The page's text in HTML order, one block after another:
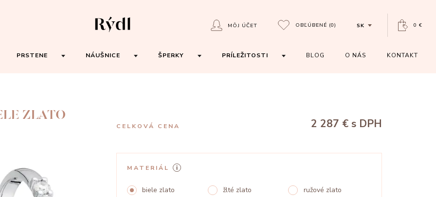
MÔJ ÚČET OBĽÚBENÉ (0) SK 0 €
PRSTENE NÁUŠNICE ŠPERKY PRÍLEŽITOSTI BLOG O NÁS KONTAKT
ZLATO
CELKOVÁ CENA 2 287 € s DPH
MATERIÁL
biele zlato žlté zlato
ružové zlato